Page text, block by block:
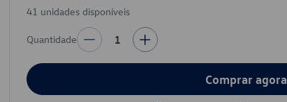
41 unidades disponíveis
Quantidade 1
Comprar agora